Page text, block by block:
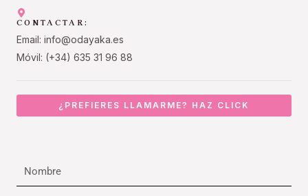
CONTACTAR:
Email: info@odayaka.es
Móvil: (+34) 635 31 96 88
¿PREFIERES LLAMARME? HAZ CLICK
Nombre